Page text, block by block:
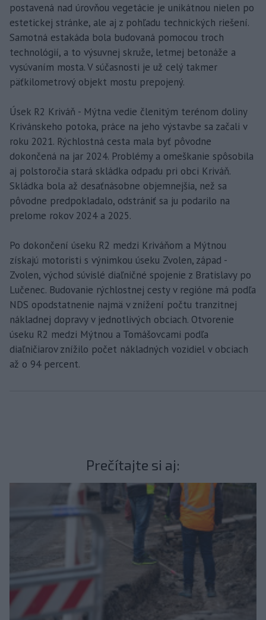
postavená nad úrovňou vegetácie je unikátnou nielen po
estetickej stránke, ale aj z pohľadu technických riešení.
Samotná estakáda bola budovaná pomocou troch
technológií, a to výsuvnej skruže, letmej betonáže a
vysúvaním mosta. V súčasnosti je už celý takmer
päťkilometrový objekt mostu prepojený.
Úsek R2 Kriváň - Mýtna vedie členitým terénom doliny
Krivánskeho potoka, práce na jeho výstavbe sa začali v
roku 2021. Rýchlostná cesta mala byť pôvodne
dokončená na jar 2024. Problémy a omeškanie spôsobila
aj polstoročia stará skládka odpadu pri obci Kriváň.
Skládka bola až desaťnásobne objemnejšia, než sa
pôvodne predpokladalo, odstrániť sa ju podarilo na
prelome rokov 2024 a 2025.
Po dokončení úseku R2 medzi Kriváňom a Mýtnou
získajú motoristi s výnimkou úseku Zvolen, západ -
Zvolen, východ súvislé diaľničné spojenie z Bratislavy po
Lučenec. Budovanie rýchlostnej cesty v regióne má podľa
NDS opodstatnenie najmä v znížení počtu tranzitnej
nákladnej dopravy v jednotlivých obciach. Otvorenie
úseku R2 medzi Mýtnou a Tomášovcami podľa
diaľničiarov znížilo počet nákladných vozidiel v obciach
až o 94 percent.
Prečítajte si aj: